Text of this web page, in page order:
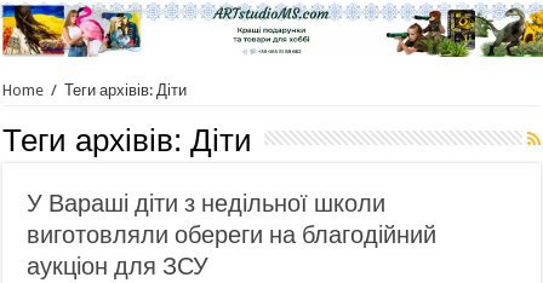
Home / Теги архівів: Діти
Теги архівів:Діти
У Вараші діти з недільної школи
виготовляли обереги на благодійний
аукціон для ЗСУ